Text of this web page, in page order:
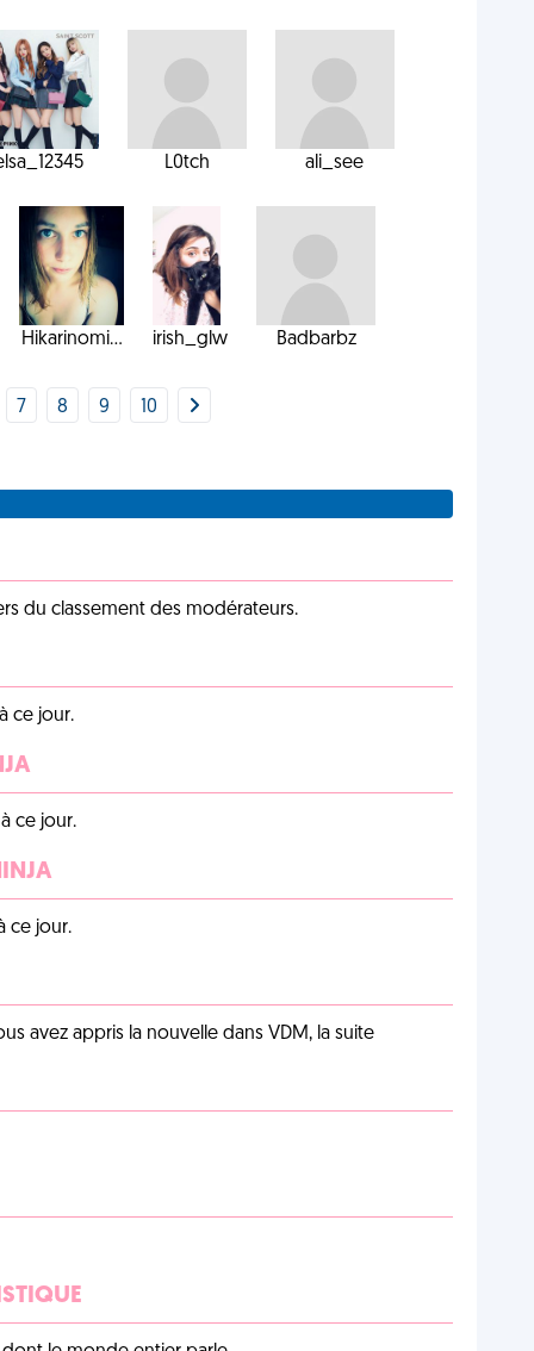
L0tch ali_see
Hikarinomi... irish_glw Badbarbz
7 8 9 10
du classement des modérateurs.
ce jour.
ce jour.
ce jour.
avez appris la nouvelle dans VDM, la suite